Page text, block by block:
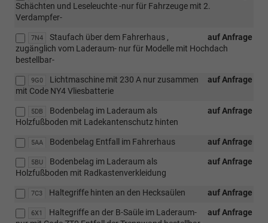
Schächten und Leseleuchte -nur für Fahrzeuge mit 2.
Verdampfer-
7N4 auf Anfrage
Staufach über dem Fahrerhaus ,
zugänglich vom Laderaum- nur für Modelle mit Hochdach
bestellbar-
9G0 auf Anfrage
Lichtmaschine mit 230 A nur zusammen
mit Code NY4 Vliesbatterie
5DB auf Anfrage
Bodenbelag im Laderaum als
Holzfußboden mit Ladekantenschutz hinten
5AA auf Anfrage
Bodenbelag Entfall im Fahrerhaus
5BU auf Anfrage
Bodenbelag im Laderaum als
Holzfußboden mit Radkastenverkleidung
7C3 auf Anfrage
Haltegriffe hinten an den Hecksaülen
6X1 auf Anfrage
Haltegriffe an der B-Saüle im Laderaum-